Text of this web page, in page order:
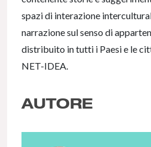
spazi di interazione
narrazione sul senso di
distribuito in tutti i Paesi e le
NET-IDEA.
AUTORE